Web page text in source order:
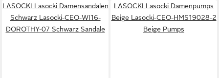
LASOCKI Lasocki Damensandalen
Schwarz Lasocki-CEO-WI16-
DOROTHY-07 Schwarz Sandale
LASOCKI Lasocki Damenpumps
Beige Lasocki-CEO-HMS19028-2
Beige Pumps